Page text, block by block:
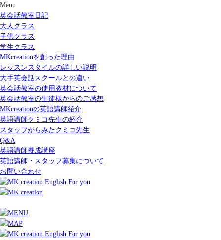
Menu
英会話教室日記
大人クラス
子供クラス
学生クラス
MKcreationを創った理由
レッスンスタイルの詳しい説明
大手英会話スクールとの違い
英会話教室の使用教材について
英会話教室の生徒様からのご感想
MKcreationの英語講師紹介
英語講師クミコ先生の紹介
スタッフからみたクミコ先生
Q&A
英語講師養成講座
英語講師・スタッフ募集について
お問い合わせ